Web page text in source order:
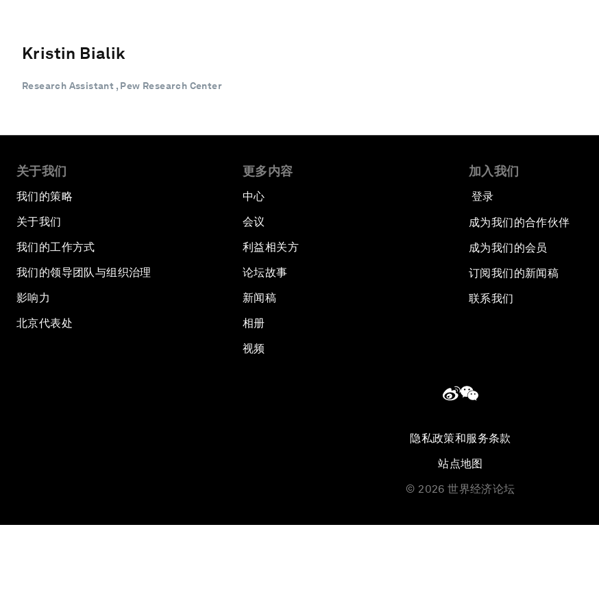
Kristin Bialik
Research Assistant , Pew Research Center
关于我们
我们的策略
关于我们
我们的工作方式
我们的领导团队与组织治理
影响力
北京代表处
更多内容
中心
会议
利益相关方
论坛故事
新闻稿
相册
视频
加入我们
登录
成为我们的合作伙伴
成为我们的会员
订阅我们的新闻稿
联系我们
隐私政策和服务条款
站点地图
© 2026 世界经济论坛